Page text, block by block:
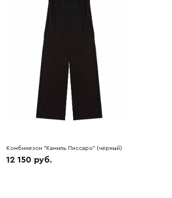
Комбинезон "Камиль Писсаро" (черный)
7A3490
12 150 руб.